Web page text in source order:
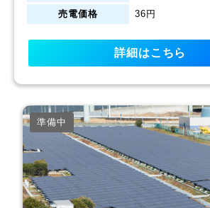
売電価格 36円
詳細はこちら
準備中